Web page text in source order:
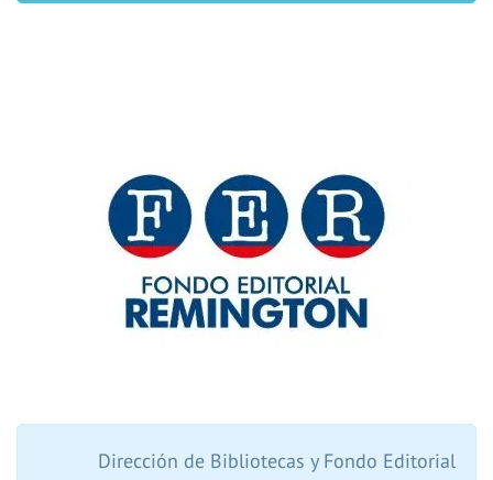
Dirección de Bibliotecas y Fondo Editorial